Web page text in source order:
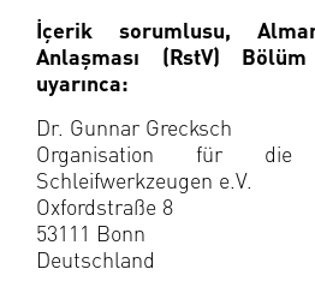
İçerik sorumlusu,
Anlaşması (RstV)
uyarınca:
Dr. Gunnar Grecksch
Organisation für die
Schleifwerkzeugen e.V.
Oxfordstraße 8
53111 Bonn
Deutschland